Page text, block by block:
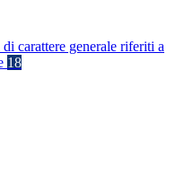
carattere generale riferiti a
18